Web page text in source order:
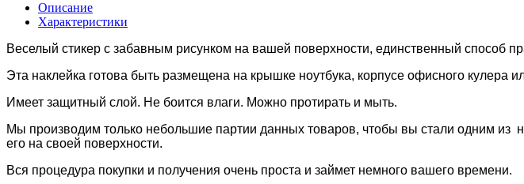
Описание
Характеристики
Веселый стикер с забавным рисунком на вашей поверхности, единственный способ
Эта наклейка готова быть размещена на крышке ноутбука, корпусе офисного кулера
Имеет защитный слой. Не боится влаги. Можно протирать и мыть.
Мы производим только небольшие партии данных товаров, чтобы вы стали одним из
его на своей поверхности.
Вся процедура покупки и получения очень проста и займет немного вашего времени.